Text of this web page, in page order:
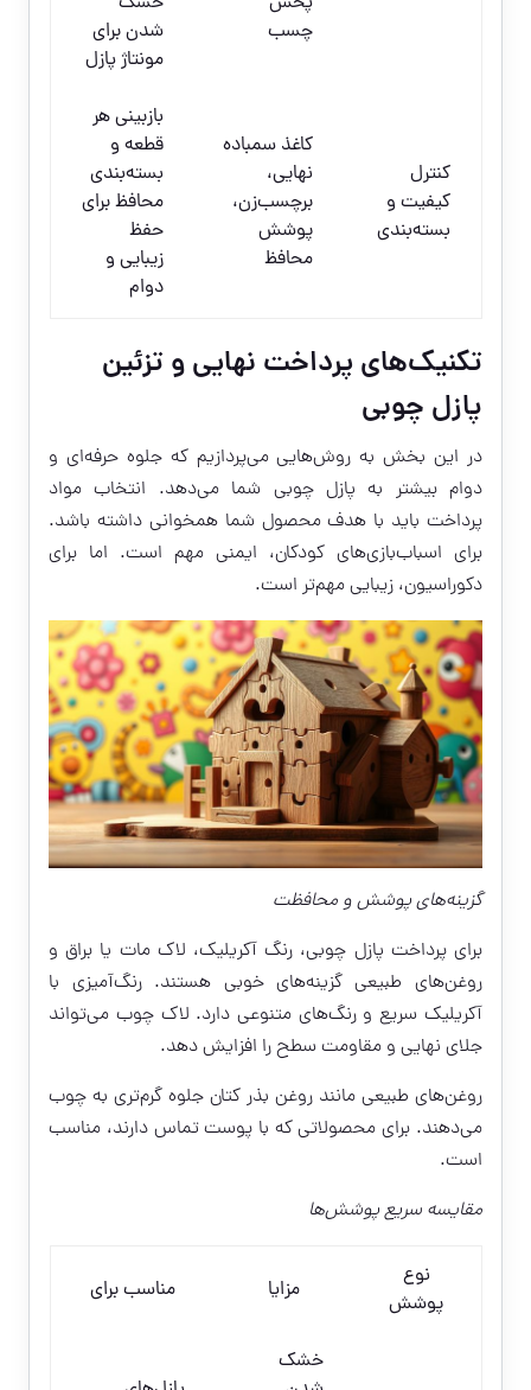
چسب
شدن برای
مونتاژ پازل
کنترل
کیفیت و
بسته‌بندی
کاغذ سمباده
نهایی،
برچسب‌زن،
پوشش
محافظ
بازبینی هر
قطعه و
بسته‌بندی
محافظ برای
حفظ
زیبایی و
دوام
تکنیک‌های پرداخت نهایی و تزئین
پازل چوبی
در این بخش به روش‌هایی می‌پردازیم که جلوه حرفه‌ای و
دوام بیشتر به پازل چوبی شما می‌دهد. انتخاب مواد
پرداخت باید با هدف محصول شما همخوانی داشته باشد.
برای اسباب‌بازی‌های کودکان، ایمنی مهم است. اما برای
دکوراسیون، زیبایی مهم‌تر است.
گزینه‌های پوشش و محافظت
برای پرداخت پازل چوبی، رنگ آکریلیک، لاک مات یا براق و
روغن‌های طبیعی گزینه‌های خوبی هستند. رنگ‌آمیزی با
آکریلیک سریع و رنگ‌های متنوعی دارد. لاک چوب می‌تواند
جلای نهایی و مقاومت سطح را افزایش دهد.
روغن‌های طبیعی مانند روغن بذر کتان جلوه گرم‌تری به چوب
می‌دهند. برای محصولاتی که با پوست تماس دارند، مناسب
است.
مقایسه سریع پوشش‌ها
نوع
پوشش
مزایا مناسب برای
خشک